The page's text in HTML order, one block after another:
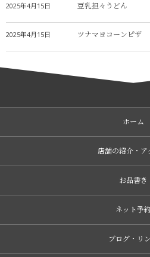
2025年4月15日 豆乳担々うどん
2025年4月15日 ツナマヨコーンピザ
ホーム
店舗の紹介・ア
お品書き
ネット予約
ブログ・リ